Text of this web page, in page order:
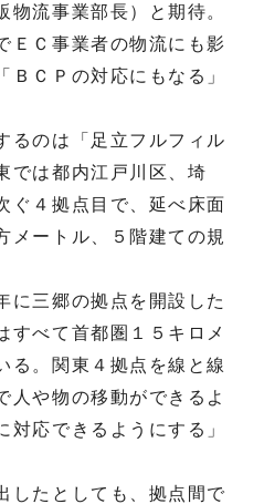
物流事業部長）と期待。
ＥＣ事業者の物流にも影
ＢＣＰの対応にもなる」
のは「足立フルフィル
では都内江戸川区、埼
ぐ４拠点目で、延べ床面
メートル、５階建ての規
三郷の拠点を開設した
すべて首都圏１５キロメ
る。関東４拠点を線と線
人や物の移動ができるよ
対応できるようにする」
たとしても、拠点間で